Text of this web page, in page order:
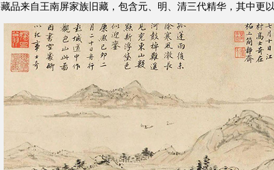
品来自王南屏家族旧藏，包含元、明、清三代精华，其中更